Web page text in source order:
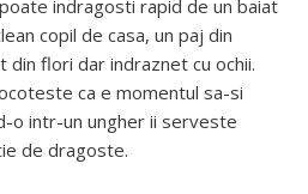
indragosti rapid de un baiat
copil de casa, un paj din
flori dar indraznet cu ochii.
ca e momentul sa-si
o intr-un ungher ii serveste
de dragoste.